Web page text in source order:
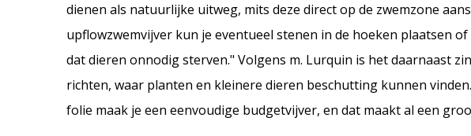
dienen als natuurlijke uitweg, mits deze direct op de zwemzone
upflowzwemvijver kun je eventueel stenen in de hoeken plaatsen
dat dieren onnodig sterven." Volgens m. Lurquin is het daarnaast
richten, waar planten en kleinere dieren beschutting kunnen
folie maak je een eenvoudige budgetvijver, en dat maakt al een